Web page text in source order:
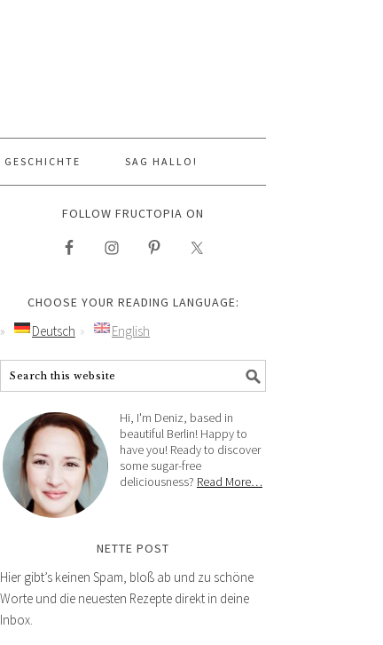
GESCHICHTE SAG HALLO!
FOLLOW FRUCTOPIA ON
CHOOSE YOUR READING LANGUAGE:
Deutsch English
Hi, I'm Deniz, based in
beautiful Berlin! Happy to
have you! Ready to discover
some sugar-free
deliciousness? Read More…
NETTE POST
Hier gibt’s keinen Spam, bloß ab und zu schöne
Worte und die neuesten Rezepte direkt in deine
Inbox.